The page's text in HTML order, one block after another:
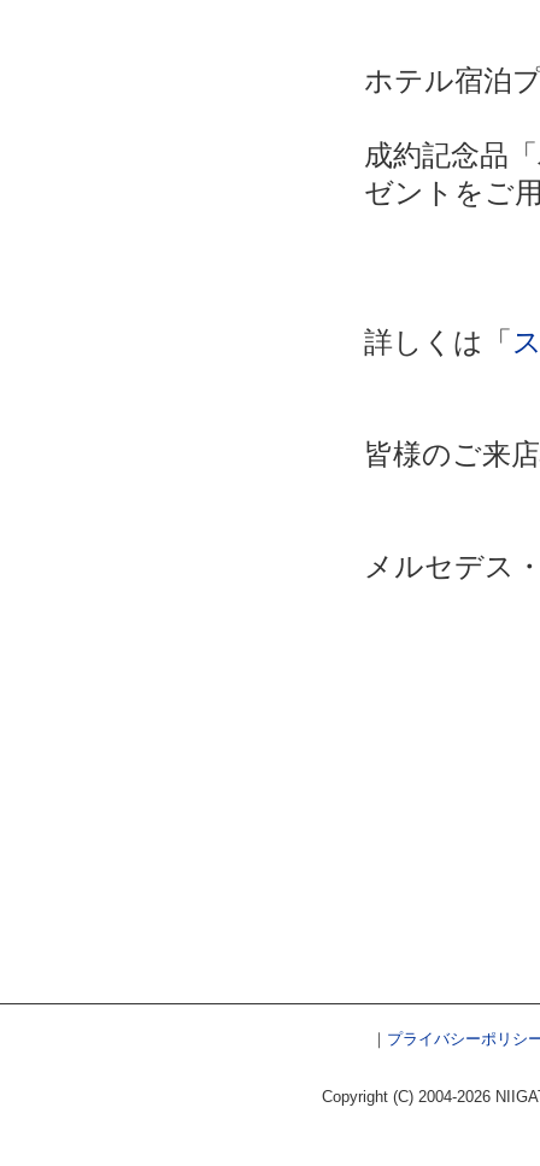
ホテル宿泊
成約記念品
ゼントをご
詳しくは「
皆様のご来
メルセデス
｜ プライバシーポリシ
Copyright (C) 2004-2026